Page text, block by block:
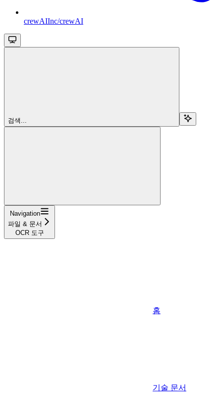
crewAIInc/crewAI
검색...
Navigation
파일 & 문서
OCR 도구
홈
기술 문서